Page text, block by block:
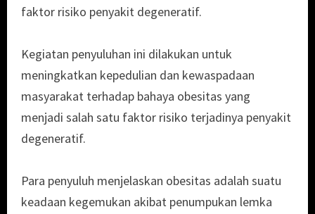
faktor risiko penyakit degeneratif.
Kegiatan penyuluhan ini dilakukan untuk
meningkatkan kepedulian dan kewaspadaan
masyarakat terhadap bahaya obesitas yang
menjadi salah satu faktor risiko terjadinya penyakit
degeneratif.
Para penyuluh menjelaskan obesitas adalah suatu
keadaan kegemukan akibat penumpukan lemka